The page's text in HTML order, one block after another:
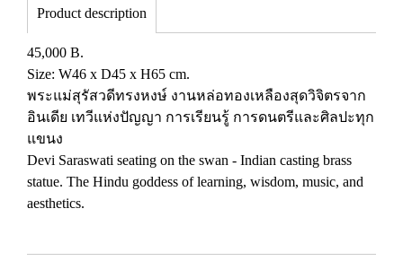
Product description
45,000 B.
Size: W46 x D45 x H65 cm.
พระแม่สุรัสวดีทรงหงษ์ งานหล่อทองเหลืองสุดวิจิตรจาก
อินเดีย เทวีแห่งปัญญา การเรียนรู้ การดนตรีและศิลปะทุก
แขนง
Devi Saraswati seating on the swan - Indian casting brass
statue. The Hindu goddess of learning, wisdom, music, and
aesthetics.